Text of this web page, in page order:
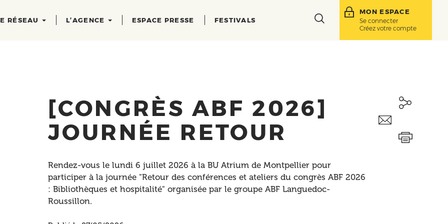
RÉSEAU L’AGENCE ESPACE PRESSE FESTIVALS
Toggle
MON ESPACE
Se connecter
Créez votre compte
[CONGRÈS ABF 2026]
JOURNÉE RETOUR
Rendez-vous le lundi 6 juillet 2026 à la BU Atrium de Montpellier pour
participer à la journée "Retour des conférences et ateliers du congrès ABF 2026
: Bibliothèques et hospitalité" organisée par le groupe ABF Languedoc-
Roussillon.